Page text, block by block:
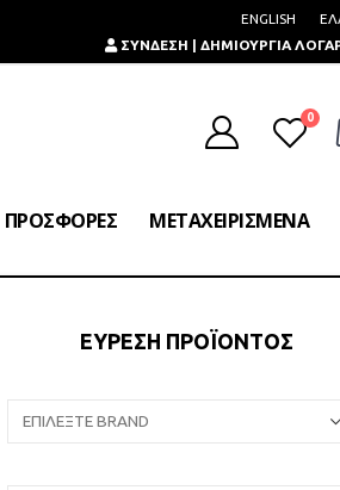
ENGLISH
ΣΥΝΔΕΣΗ | ΔΗΜΙΟΥΡΓΙΑ
0
ΠΡΟΣΦΟΡΕΣ ΜΕΤΑΧΕΙΡΙΣΜΕΝΑ
ΕΥΡΕΣΗ ΠΡΟΪΟΝΤΟΣ